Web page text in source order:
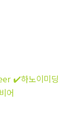
✔️하노이미딩
어